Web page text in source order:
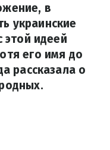
в
украинские
этой идеей
его имя до
рассказала о